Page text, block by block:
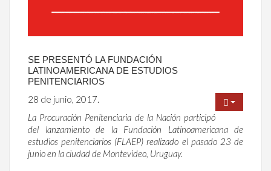
SE PRESENTÓ LA FUNDACIÓN
LATINOAMERICANA DE ESTUDIOS
PENITENCIARIOS
28 de junio, 2017.
La Procuración Penitenciaria de la Nación participó
del lanzamiento de la Fundación Latinoamericana de
estudios penitenciarios (FLAEP) realizado el pasado 23 de
junio en la ciudad de Montevideo, Uruguay.